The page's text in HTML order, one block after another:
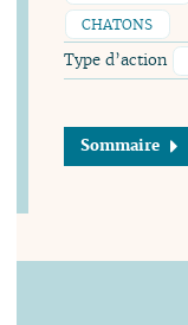
CHATONS
Type d’action
Sommaire